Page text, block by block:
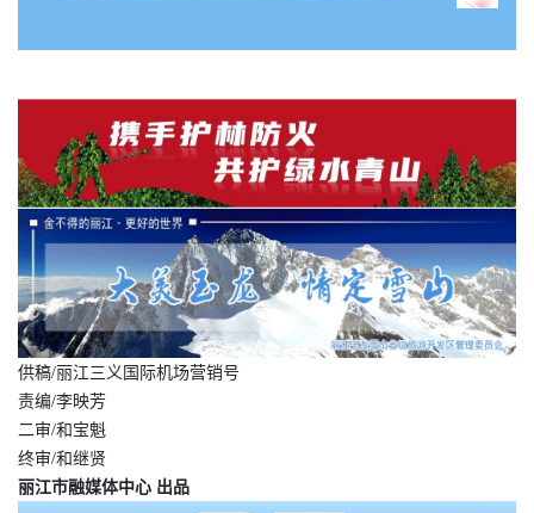
供稿/丽江三义国际机场营销号
责编/李映芳
二审/和宝魁
终审/和继贤
丽江市融媒体中心 出品